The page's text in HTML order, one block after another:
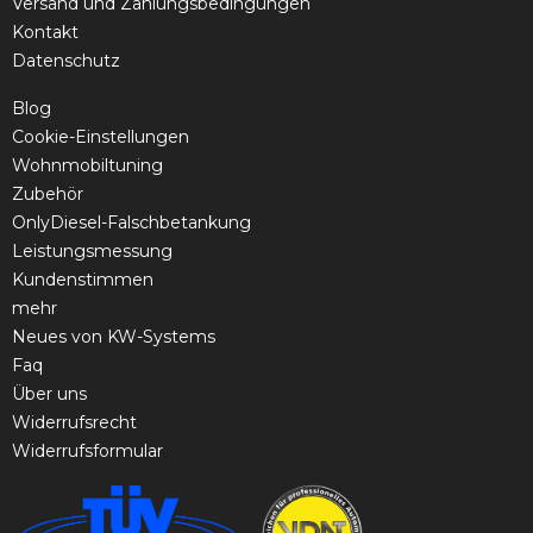
Kontakt
Datenschutz
Blog
Cookie-Einstellungen
Wohnmobiltuning
Zubehör
OnlyDiesel-Falschbetankung
Leistungsmessung
Kundenstimmen
mehr
Neues von KW-Systems
Faq
Über uns
Widerrufsrecht
Widerrufsformular